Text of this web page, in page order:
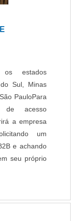
alcançados
onde são
de
atuação e
entrega de
os estados
Sul, Minas
PauloPara
de acesso
a empresa
um
e achando
seu próprio
DE